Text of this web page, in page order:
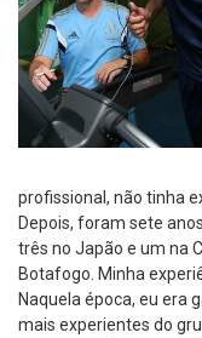
profissional, não tinha
Depois, foram sete
três no Japão e um na
Botafogo. Minha
Naquela época, eu era
mais experientes do